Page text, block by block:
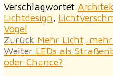
Verschlagwortet
Lichtdesign,
Vögel
Zurück Vorheriger
Beitrag:
Mehr Licht,
Weiter Nächster
Beitrag:
LEDs als
oder Chance?